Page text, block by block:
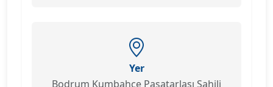
Yer
Bodrum Kumbahçe Paşatarlası Sahili